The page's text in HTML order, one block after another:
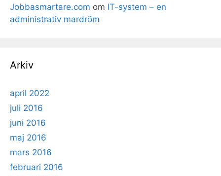
Jobbasmartare.com om IT-system – en
administrativ mardröm
Arkiv
april 2022
juli 2016
juni 2016
maj 2016
mars 2016
februari 2016